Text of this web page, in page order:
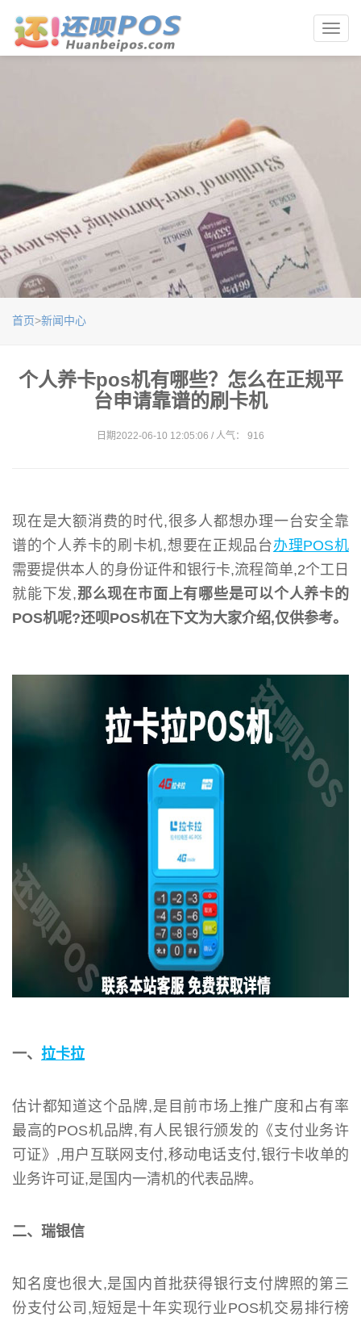
首页>新闻中心
个人养卡pos机有哪些？怎么在正规平
台申请靠谱的刷卡机
日期2022-06-10 12:05:06 / 人气： 916
现在是大额消费的时代,很多人都想办理一台安全靠
谱的个人养卡的刷卡机,想要在正规品台办理POS机
需要提供本人的身份证件和银行卡,流程简单,2个工日
就能下发,那么现在市面上有哪些是可以个人养卡的
POS机呢?还呗POS机在下文为大家介绍,仅供参考。
一、 拉卡拉
估计都知道这个品牌,是目前市场上推广度和占有率
最高的POS机品牌,有人民银行颁发的《支付业务许
可证》,用户互联网支付,移动电话支付,银行卡收单的
业务许可证,是国内一清机的代表品牌。
二、瑞银信
知名度也很大,是国内首批获得银行支付牌照的第三
份支付公司,短短是十年实现行业POS机交易排行榜